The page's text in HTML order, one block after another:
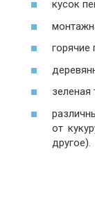
кусок
горячие
зеленая
от
другое).